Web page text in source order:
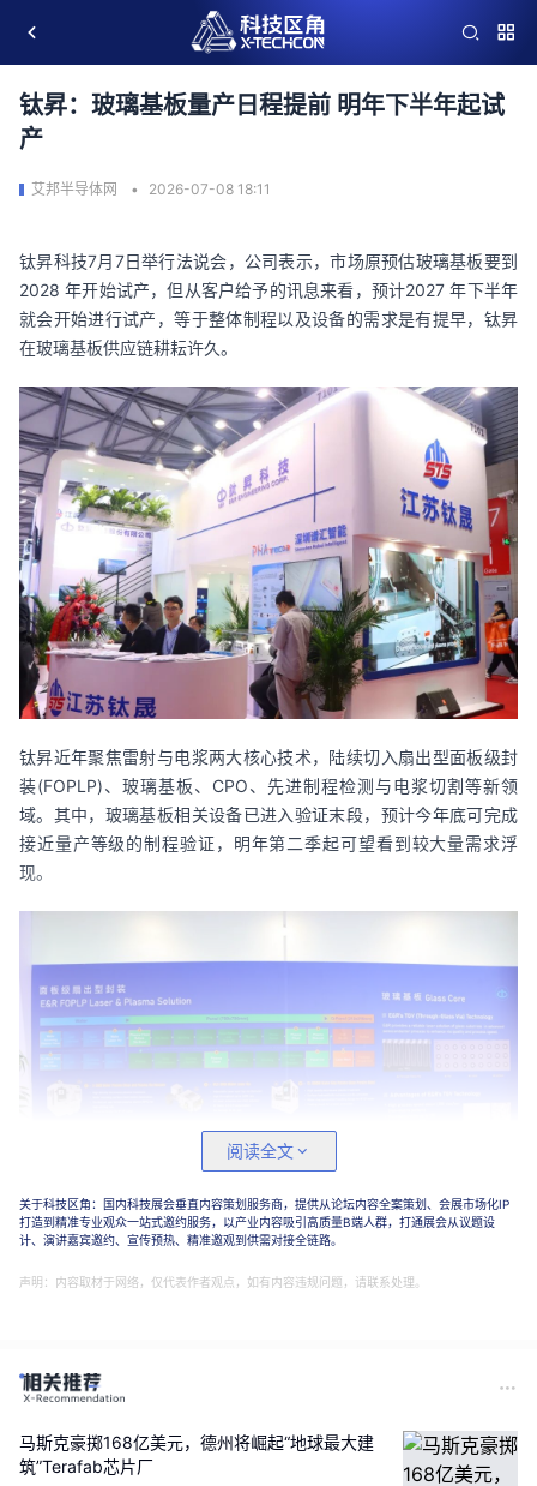
钛昇：玻璃基板量产日程提前 明年下半年起试
产
艾邦半导体网 2026-07-08 18:11
钛昇科技7月7日举行法说会，公司表示，市场原预估玻璃基板要到
2028 年开始试产，但从客户给予的讯息来看，预计2027 年下半年
就会开始进行试产，等于整体制程以及设备的需求是有提早，钛昇
在玻璃基板供应链耕耘许久。
钛昇近年聚焦雷射与电浆两大核心技术，陆续切入扇出型面板级封
装(FOPLP)、玻璃基板、CPO、先进制程检测与电浆切割等新领
域。其中，玻璃基板相关设备已进入验证末段，预计今年底可完成
接近量产等级的制程验证，明年第二季起可望看到较大量需求浮
现。
钛昇表示，玻璃基板制程相当复杂，公司参与的除了TGV 雷射改质
阅读全文
关于科技区角：国内科技展会垂直内容策划服务商，提供从论坛内容全案策划、会展市场化IP
打造到精准专业观众一站式邀约服务，以产业内容吸引高质量B端人群，打通展会从议题设
计、演讲嘉宾邀约、宣传预热、精准邀观到供需对接全链路。
声明：内容取材于网络，仅代表作者观点，如有内容违规问题，请联系处理。
马斯克豪掷168亿美元，德州将崛起“地球最大建
筑”Terafab芯片厂